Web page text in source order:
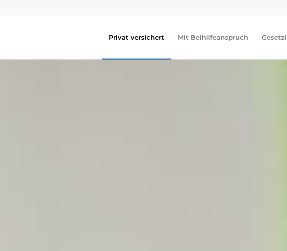
Privat versichert Mit Beihilfeanspruch